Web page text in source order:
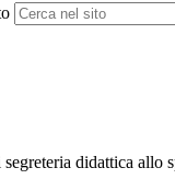
didattica